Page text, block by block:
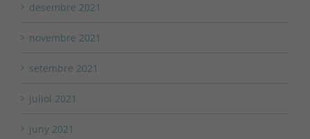
desembre 2021
novembre 2021
setembre 2021
juliol 2021
juny 2021